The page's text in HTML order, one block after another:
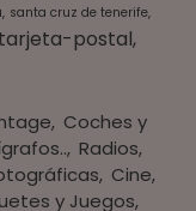
santa cruz de tenerife
tarjeta-postal
Coches y
Radios,
Cine
y Juegos